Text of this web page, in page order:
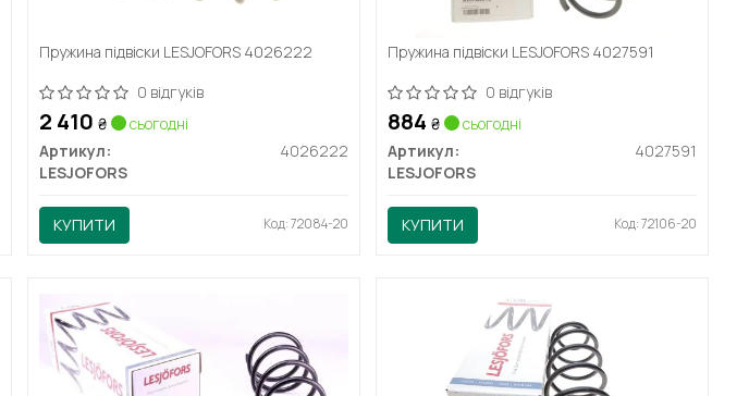
Пружина підвіски LESJOFORS 4026222
0 відгуків
2 410₴
сьогодні
Артикул:
4026222
LESJOFORS
КУПИТИ Код: 72084-20
Пружина підвіски LESJOFORS 4027591
0 відгуків
884₴
сьогодні
Артикул:
4027591
LESJOFORS
КУПИТИ Код: 72106-20